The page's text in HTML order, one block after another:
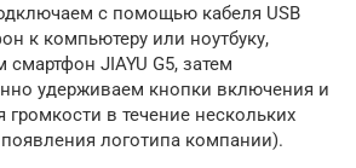
с помощью кабеля USB
к компьютеру или ноутбуку,
JIAYU G5, затем
удерживаем кнопки включения и
громкости в течение нескольких
логотипа компании).